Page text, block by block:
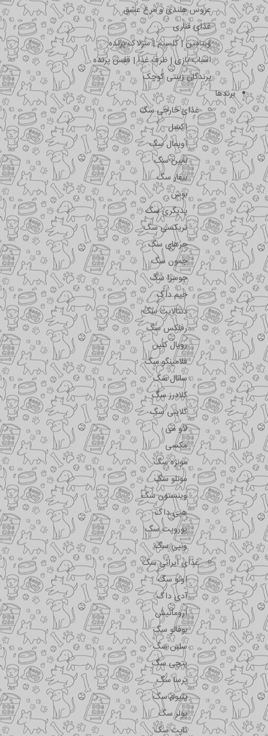
عروس هلندی و مرغ عشق
غذای قناری
ویتامین | کلسیم | سرلاک پرنده
اسباب بازی | ظرف غذا | قفس پرنده
پرندگان زینتی کوچک
برندها
غذای خارجی سگ
اکسل
اویمال سگ
بابین سگ
بیفار سگ
بوش
پدیگری سگ
تریکسی سگ
جرهای سگ
جمون سگ
جوسرا سگ
جیم داگ
دنتالایت سگ
رفلکس سگ
رویال کنین
فلامینگو سگ
سانال سگ
کلادرز سگ
کلاینی سگ
لاو می
مکسی
مونژه سگ
مونلو سگ
وینستون سگ
هپی داگ
یوروپت سگ
ونپی سگ
غذای ایرانی سگ
اونو سگ
آدی داگ
اروماتیش
بوفالو سگ
سلبن سگ
پتچی سگ
پرسا سگ
پتیوم سگ
پولر سگ
تاپت سگ